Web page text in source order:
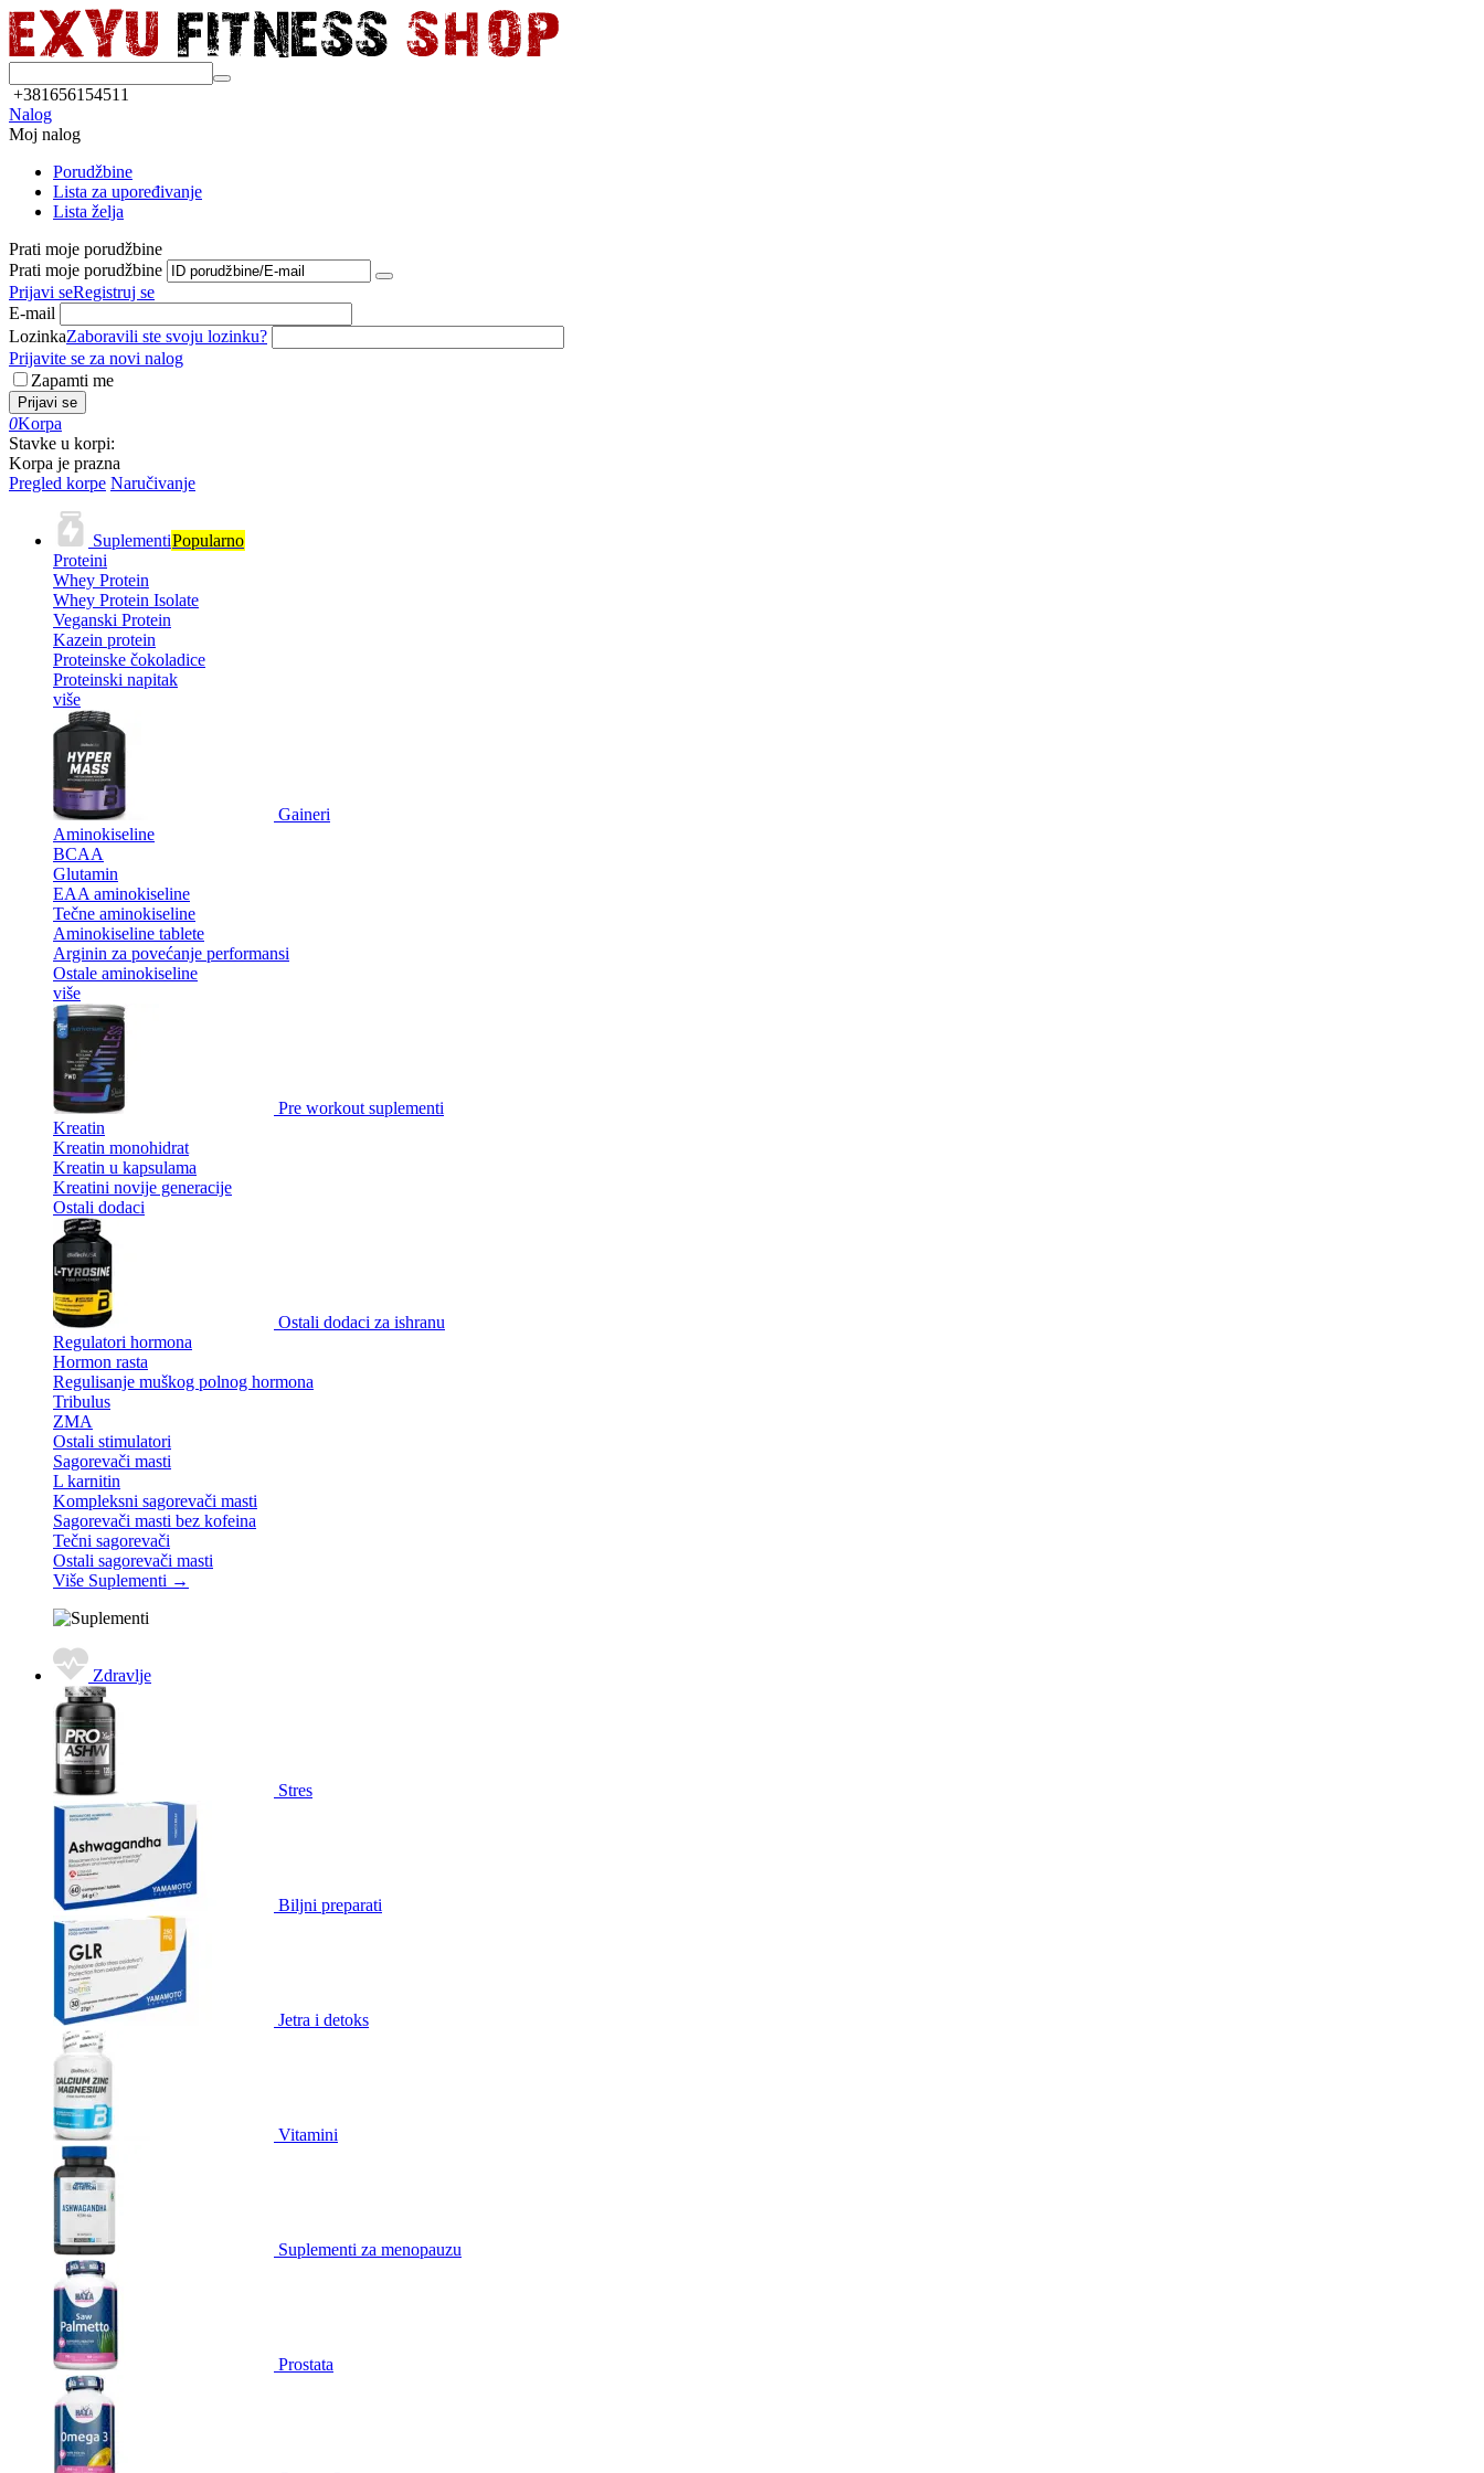
+381656154511
Nalog
Moj nalog
Porudžbine
Lista za upoređivanje
Lista želja
Prati moje porudžbine
Prati moje porudžbine
Prijavi seRegistruj se
E-mail
LozinkaZaboravili ste svoju lozinku?
Prijavite se za novi nalog
Zapamti me
Prijavi se
0Korpa
Stavke u korpi:
Korpa je prazna
Pregled korpe Naručivanje
SuplementiPopularno
Proteini
Whey Protein
Whey Protein Isolate
Veganski Protein
Kazein protein
Proteinske čokoladice
Proteinski napitak
više
Gaineri
Aminokiseline
BCAA
Glutamin
EAA aminokiseline
Tečne aminokiseline
Aminokiseline tablete
Arginin za povećanje performansi
Ostale aminokiseline
više
Pre workout suplementi
Kreatin
Kreatin monohidrat
Kreatin u kapsulama
Kreatini novije generacije
Ostali dodaci
Ostali dodaci za ishranu
Regulatori hormona
Hormon rasta
Regulisanje muškog polnog hormona
Tribulus
ZMA
Ostali stimulatori
Sagorevači masti
L karnitin
Kompleksni sagorevači masti
Sagorevači masti bez kofeina
Tečni sagorevači
Ostali sagorevači masti
Više Suplementi →
Zdravlje
Stres
Biljni preparati
Jetra i detoks
Vitamini
Suplementi za menopauzu
Prostata